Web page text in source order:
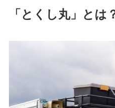
「とくし丸」とは